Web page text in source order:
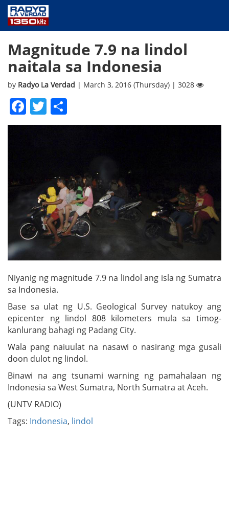
PUBLIC SERVICE
ANNOUNCEMENTS
PROGRAMS
ABOUT
CONTACT US
Magnitude 7.9 na lindol
naitala sa Indonesia
by Radyo La Verdad | March 3, 2016 (Thursday) | 3028
Facebook
Twitter
Niyanig ng magnitude 7.9 na lindol ang isla ng Sumatra
sa Indonesia.
Base sa ulat ng U.S. Geological Survey natukoy ang
epicenter ng lindol 808 kilometers mula sa timog-
kanlurang bahagi ng Padang City.
Wala pang naiuulat na nasawi o nasirang mga gusali
doon dulot ng lindol.
Binawi na ang tsunami warning ng pamahalaan ng
Indonesia sa West Sumatra, North Sumatra at Aceh.
(UNTV RADIO)
Tags: Indonesia, lindol